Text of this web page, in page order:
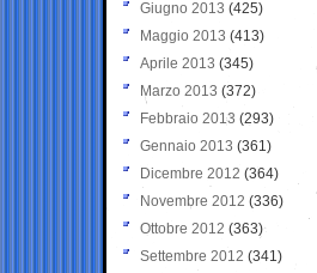
Giugno 2013 (425)
Maggio 2013 (413)
Aprile 2013 (345)
Marzo 2013 (372)
Febbraio 2013 (293)
Gennaio 2013 (361)
Dicembre 2012 (364)
Novembre 2012 (336)
Ottobre 2012 (363)
Settembre 2012 (341)